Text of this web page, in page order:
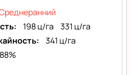
198 ц/га
331 ц/га
341 ц/га
88%